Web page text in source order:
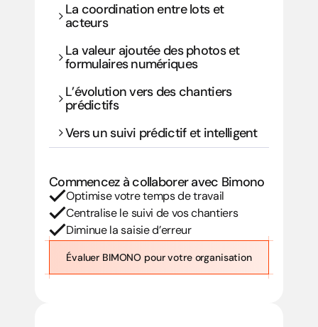
La coordination entre lots et
acteurs
La valeur ajoutée des photos et
formulaires numériques
L’évolution vers des chantiers
prédictifs
Vers un suivi prédictif et intelligent
Commencez à collaborer avec Bimono
Optimise votre temps de travail
Centralise le suivi de vos chantiers
Diminue la saisie d’erreur
Évaluer BIMONO pour votre organisation